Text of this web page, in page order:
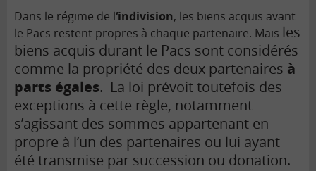
Dans le régime de l‘indivision, les biens acquis avant
le Pacs restent propres à chaque partenaire. Mais les
biens acquis durant le Pacs sont considérés
comme la propriété des deux partenaires à
parts égales. La loi prévoit toutefois des
exceptions à cette règle, notamment
s’agissant des sommes appartenant en
propre à l’un des partenaires ou lui ayant
été transmise par succession ou donation.